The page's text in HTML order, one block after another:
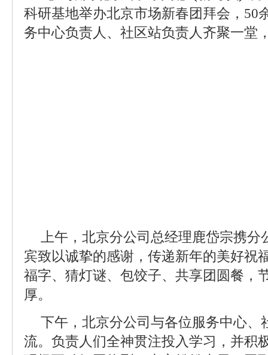
科研基地举办北京市场新春团拜会，50
务中心负责人、社区站负责人齐聚一堂
上午，北京分公司总经理鹿岱宗携分
宾致以诚挚的感谢，传递新年的美好祝
福字、猜灯谜、包饺子、共享团圆餐，
厚。
下午，北京分公司与各位服务中心、
流。负责人们全神贯注投入学习，并积